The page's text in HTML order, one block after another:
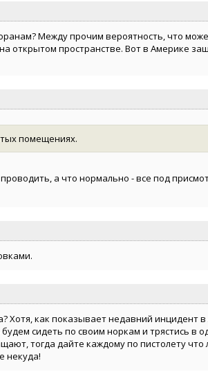
Между прочим вероятность, что
пространстве. Вот в Америке
помещениях.
а что нормально - все под
Хотя, как показывает недавний инцидент
сидеть по своим норкам и трястись в
тогда дайте каждому по пистолету что
некуда!